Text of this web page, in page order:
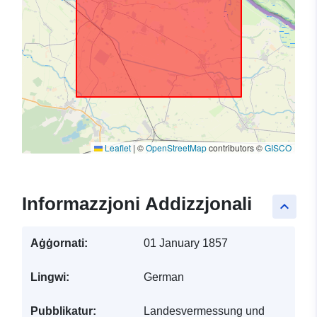
Leaflet | ©OpenStreetMapcontributors ©GISCO
keyboard_arrow_up
Informazzjoni Addizzjonali
Aġġornati: 01 January 1857
Lingwi: German
Pubblikatur:
Landesvermessung und